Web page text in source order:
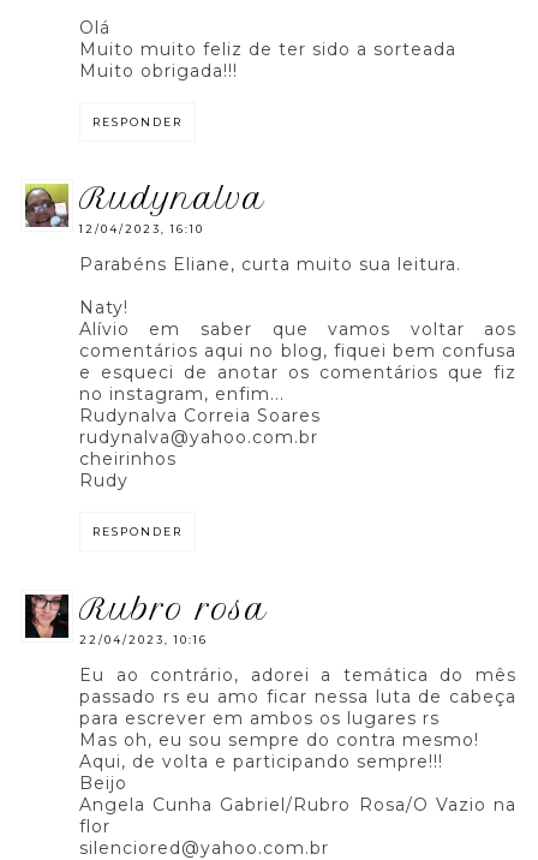
Olá
Muito muito feliz de ter sido a sorteada
Muito obrigada!!!
RESPONDER
rudynalva
12/04/2023, 16:10
Parabéns Eliane, curta muito sua leitura.
Naty!
Alívio em saber que vamos voltar aos
comentários aqui no blog, fiquei bem confusa
e esqueci de anotar os comentários que fiz
no instagram, enfim...
Rudynalva Correia Soares
rudynalva@yahoo.com.br
cheirinhos
Rudy
RESPONDER
rubro rosa
22/04/2023, 10:16
Eu ao contrário, adorei a temática do mês
passado rs eu amo ficar nessa luta de cabeça
para escrever em ambos os lugares rs
Mas oh, eu sou sempre do contra mesmo!
Aqui, de volta e participando sempre!!!
Beijo
Angela Cunha Gabriel/Rubro Rosa/O Vazio na
flor
silenciored@yahoo.com.br